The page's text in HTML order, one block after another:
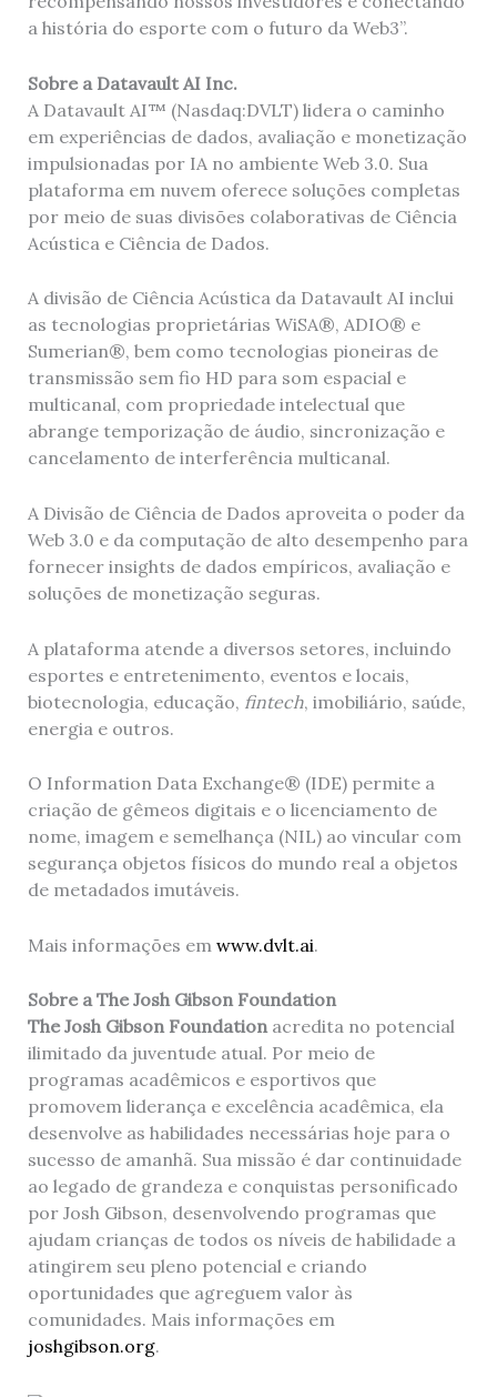
a história do esporte com o futuro da Web3”.
Sobre a Datavault AI Inc.
A Datavault AI™ (Nasdaq:DVLT) lidera o caminho
em experiências de dados, avaliação e monetização
impulsionadas por IA no ambiente Web 3.0. Sua
plataforma em nuvem oferece soluções completas
por meio de suas divisões colaborativas de Ciência
Acústica e Ciência de Dados.
A divisão de Ciência Acústica da Datavault AI inclui
as tecnologias proprietárias WiSA®, ADIO® e
Sumerian®, bem como tecnologias pioneiras de
transmissão sem fio HD para som espacial e
multicanal, com propriedade intelectual que
abrange temporização de áudio, sincronização e
cancelamento de interferência multicanal.
A Divisão de Ciência de Dados aproveita o poder da
Web 3.0 e da computação de alto desempenho para
fornecer insights de dados empíricos, avaliação e
soluções de monetização seguras.
A plataforma atende a diversos setores, incluindo
esportes e entretenimento, eventos e locais,
biotecnologia, educação, fintech, imobiliário, saúde,
energia e outros.
O Information Data Exchange® (IDE) permite a
criação de gêmeos digitais e o licenciamento de
nome, imagem e semelhança (NIL) ao vincular com
segurança objetos físicos do mundo real a objetos
de metadados imutáveis.
Mais informações em www.dvlt.ai.
Sobre a The Josh Gibson Foundation
The Josh Gibson Foundationacredita no potencial
ilimitado da juventude atual. Por meio de
programas acadêmicos e esportivos que
promovem liderança e excelência acadêmica, ela
desenvolve as habilidades necessárias hoje para o
sucesso de amanhã. Sua missão é dar continuidade
ao legado de grandeza e conquistas personificado
por Josh Gibson, desenvolvendo programas que
ajudam crianças de todos os níveis de habilidade a
atingirem seu pleno potencial e criando
oportunidades que agreguem valor às
comunidades. Mais informações em
joshgibson.org.